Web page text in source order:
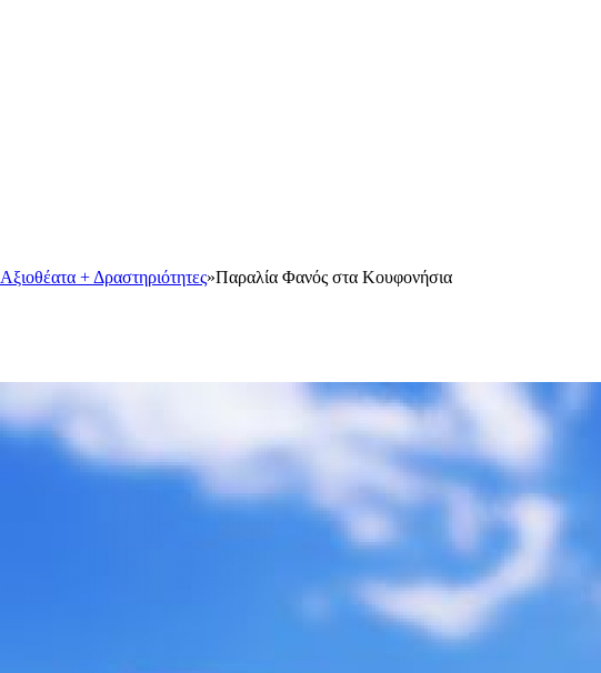
Αξιοθέατα + Δραστηριότητες»Παραλία Φανός στα Κουφονήσια